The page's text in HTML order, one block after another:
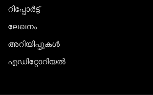
റിപ്പോര്‍ട്ട്
ലേഖനം
അറിയിപ്പുകള്‍
എഡിറ്റോറിയല്‍